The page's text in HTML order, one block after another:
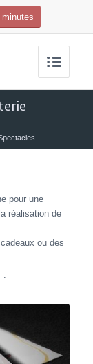
pour une
réalisation de
ou des
: